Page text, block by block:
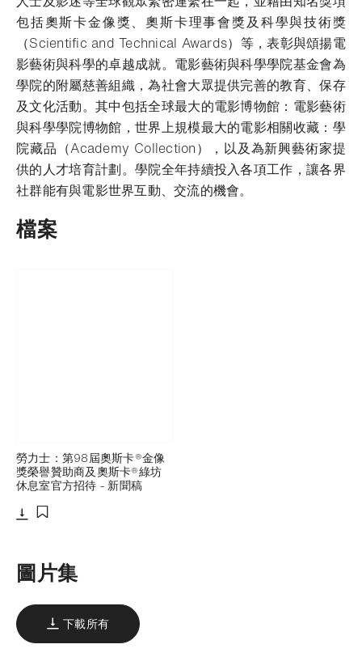
包括奧斯卡金像獎、奧斯卡理事會獎及科學與技術獎
（Scientific and Technical Awards）等，表彰與頌揚電
影藝術與科學的卓越成就。電影藝術與科學學院基金會為
學院的附屬慈善組織，為社會大眾提供完善的教育、保存
及文化活動。其中包括全球最大的電影博物館：電影藝術
與科學學院博物館，世界上規模最大的電影相關收藏：學
院藏品（Academy Collection），以及為新興藝術家提
供的人才培育計劃。學院全年持續投入各項工作，讓各界
社群能有與電影世界互動、交流的機會。
檔案
勞力士：第98屆奧斯卡®金像
獎榮譽贊助商及奧斯卡®綠坊
休息室官方招待 - 新聞稿
圖片集
下載所有